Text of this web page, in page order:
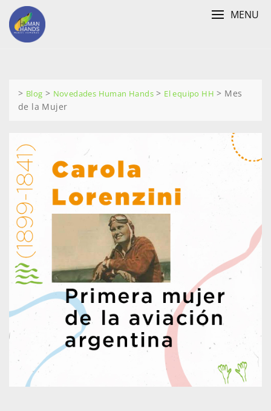
Skip
content
MENU
> Blog > Novedades Human Hands > El equipo HH > Mes
de la Mujer